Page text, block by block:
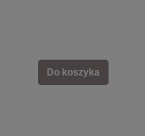
Do koszyka